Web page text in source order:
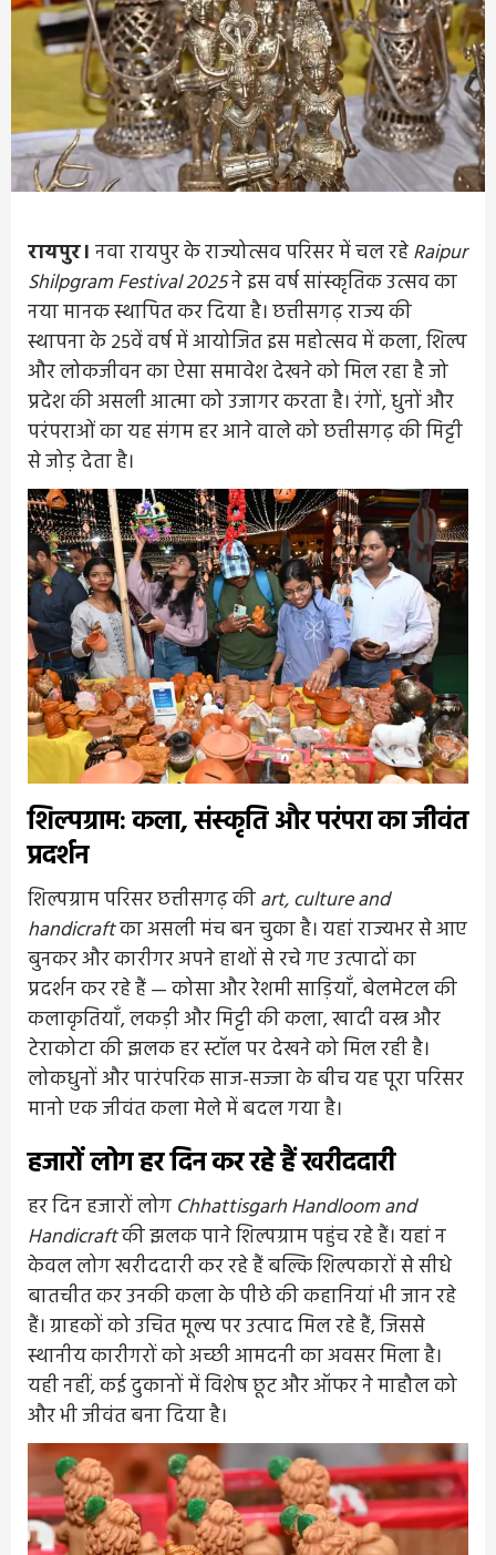
रायपुर। नवा रायपुर के राज्योत्सव परिसर में चल रहेRaipur
Shilpgram Festival 2025ने इस वर्ष सांस्कृतिक उत्सव का
नया मानक स्थापित कर दिया है। छत्तीसगढ़ राज्य की
स्थापना के 25वें वर्ष में आयोजित इस महोत्सव में कला, शिल्प
और लोकजीवन का ऐसा समावेश देखने को मिल रहा है जो
प्रदेश की असली आत्मा को उजागर करता है। रंगों, धुनों और
परंपराओं का यह संगम हर आने वाले को छत्तीसगढ़ की मिट्टी
से जोड़ देता है।
शिल्पग्राम: कला, संस्कृति और परंपरा का जीवंत
प्रदर्शन
शिल्पग्राम परिसर छत्तीसगढ़ कीart, culture and
handicraftका असली मंच बन चुका है। यहां राज्यभर से आए
बुनकर और कारीगर अपने हाथों से रचे गए उत्पादों का
प्रदर्शन कर रहे हैं — कोसा और रेशमी साड़ियाँ, बेलमेटल की
कलाकृतियाँ, लकड़ी और मिट्टी की कला, खादी वस्त्र और
टेराकोटा की झलक हर स्टॉल पर देखने को मिल रही है।
लोकधुनों और पारंपरिक साज-सज्जा के बीच यह पूरा परिसर
मानो एक जीवंत कला मेले में बदल गया है।
हजारों लोग हर दिन कर रहे हैं खरीददारी
हर दिन हजारों लोग Chhattisgarh Handloom and
Handicraftकी झलक पाने शिल्पग्राम पहुंच रहे हैं। यहां न
केवल लोग खरीददारी कर रहे हैं बल्कि शिल्पकारों से सीधे
बातचीत कर उनकी कला के पीछे की कहानियां भी जान रहे
हैं। ग्राहकों को उचित मूल्य पर उत्पाद मिल रहे हैं, जिससे
स्थानीय कारीगरों को अच्छी आमदनी का अवसर मिला है।
यही नहीं, कई दुकानों में विशेष छूट और ऑफर ने माहौल को
और भी जीवंत बना दिया है।